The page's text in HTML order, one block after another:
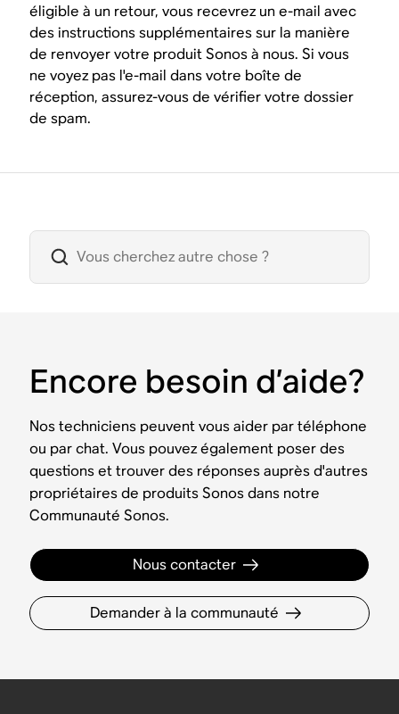
éligible à un retour, vous recevrez un e-mail avec
des instructions supplémentaires sur la manière
de renvoyer votre produit Sonos à nous. Si vous
ne voyez pas l'e-mail dans votre boîte de
réception, assurez-vous de vérifier votre dossier
de spam.
Encore besoin d’aide?
Nos techniciens peuvent vous aider par téléphone
ou par chat. Vous pouvez également poser des
questions et trouver des réponses auprès d'autres
propriétaires de produits Sonos dans notre
Communauté Sonos.
Nous contacter
Demander à la communauté